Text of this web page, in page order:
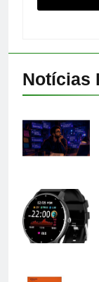
Notícias